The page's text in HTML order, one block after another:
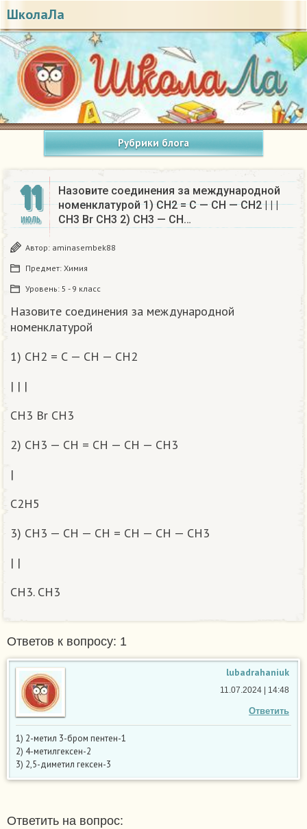
ШколаЛа
Рубрики блога
11
ИЮЛЬ
Назовите соединения за международной
номенклатурой 1) CH2 = С — СН — СН2 | | |
СН3 Вr CH3 2) CH3 — CH…
Автор: aminasembek88
Предмет: Химия
Уровень: 5 - 9 класс
Назовите соединения за международной
номенклатурой
1) CH2 = С — СН — СН2
| | |
СН3 Вr CH3
2) CH3 — CH = CH — CH — CH3
|
C2H5
3) CH3 — CH — CH = CH — CH — CH3
| |
CH3. CH3
Ответов к вопросу: 1
lubadrahaniuk
Ответить
11.07.2024 | 14:48
1) 2-метил 3-бром пентен-1
2) 4-метилгексен-2
3) 2,5-диметил гексен-3
Ответить на вопрос: